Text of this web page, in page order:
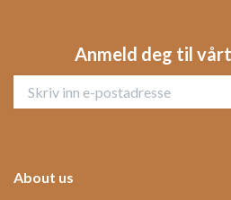
Anmeld deg til
About us